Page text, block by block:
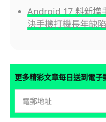
Android 17 料新增
決手機打機長年缺陷
更多精彩文章每日送到電子